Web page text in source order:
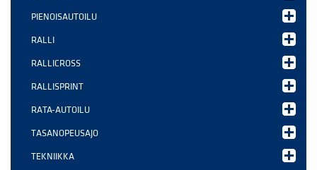
PIENOISAUTOILU
RALLI
RALLICROSS
RALLISPRINT
RATA-AUTOILU
TASANOPEUSAJO
TEKNIIKKA